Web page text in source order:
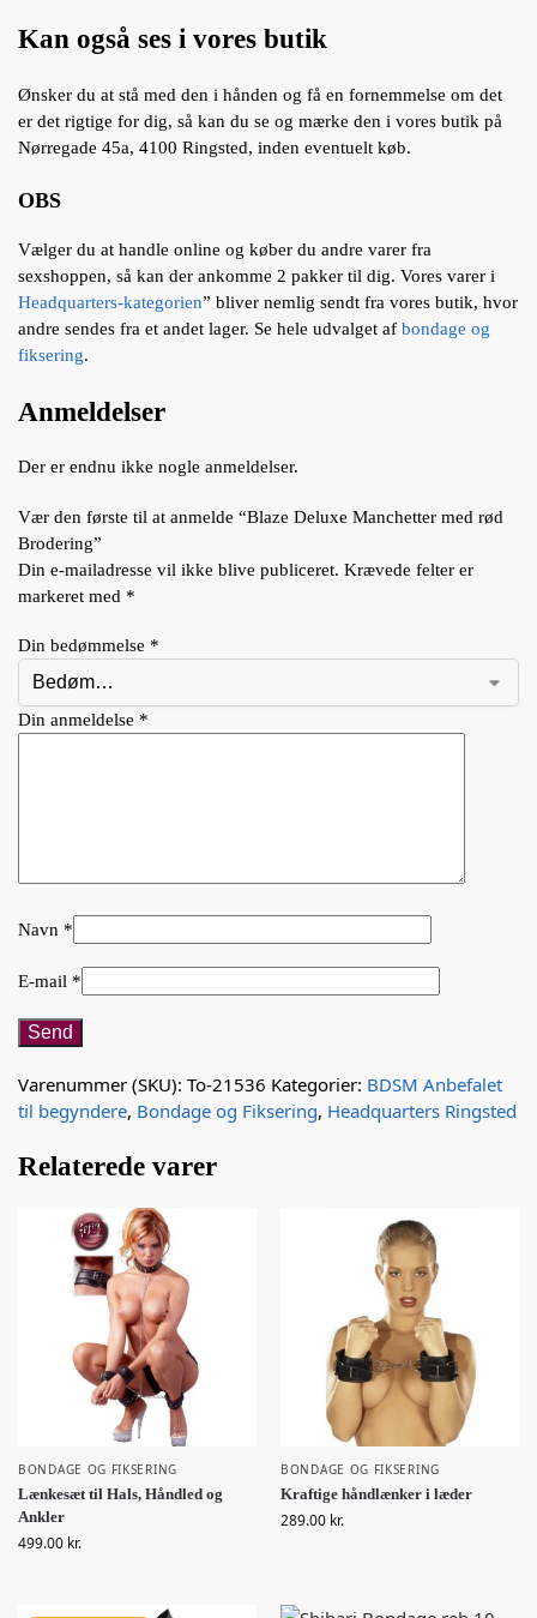
Kan også ses i vores butik
Ønsker du at stå med den i hånden og få en fornemmelse om det
er det rigtige for dig, så kan du se og mærke den i vores butik på
Nørregade 45a, 4100 Ringsted, inden eventuelt køb.
OBS
Vælger du at handle online og køber du andre varer fra
sexshoppen, så kan der ankomme 2 pakker til dig. Vores varer i
Headquarters-kategorien” bliver nemlig sendt fra vores butik, hvor
andre sendes fra et andet lager. Se hele udvalget af bondage og
fiksering.
Anmeldelser
Der er endnu ikke nogle anmeldelser.
Vær den første til at anmelde “Blaze Deluxe Manchetter med rød
Brodering”
Din e-mailadresse vil ikke blive publiceret. Krævede felter er
markeret med *
Din bedømmelse *
Din anmeldelse *
Navn *
E-mail *
Varenummer (SKU): To-21536 Kategorier: BDSM Anbefalet
til begyndere, Bondage og Fiksering, Headquarters Ringsted
Relaterede varer
BONDAGE OG FIKSERING
Lænkesæt til Hals, Håndled og
Ankler
499.00 kr.
BONDAGE OG FIKSERING
Kraftige håndlænker i læder
289.00 kr.